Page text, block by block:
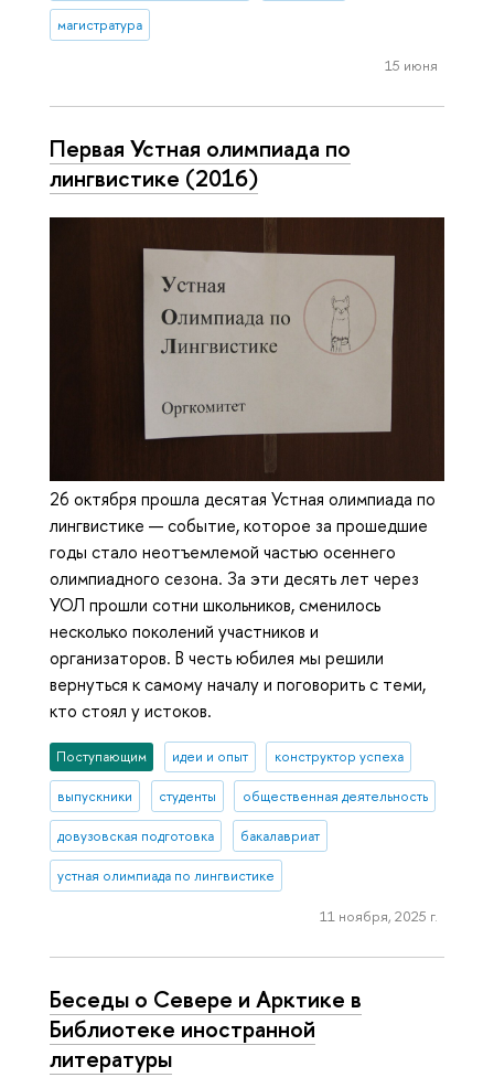
магистратура
15 июня
Первая Устная олимпиада по
лингвистике (2016)
26 октября прошла десятая Устная олимпиада по
лингвистике — событие, которое за прошедшие
годы стало неотъемлемой частью осеннего
олимпиадного сезона. За эти десять лет через
УОЛ прошли сотни школьников, сменилось
несколько поколений участников и
организаторов. В честь юбилея мы решили
вернуться к самому началу и поговорить с теми,
кто стоял у истоков.
Поступающим идеи и опыт конструктор успеха
выпускники студенты общественная деятельность
довузовская подготовка бакалавриат
устная олимпиада по лингвистике
11 ноября, 2025 г.
Беседы о Севере и Арктике в
Библиотеке иностранной
литературы